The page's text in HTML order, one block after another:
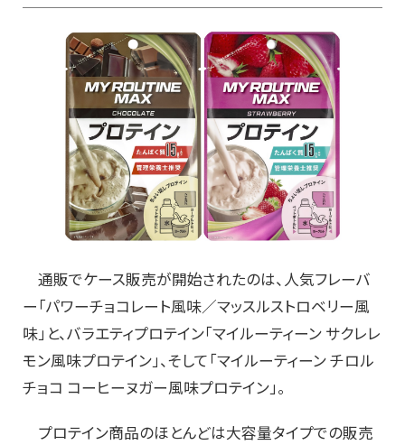
通販でケース販売が開始されたのは、人気フレーバ
ー「パワーチョコレート風味／マッスルストロベリー風
味」と、バラエティプロテイン「マイルーティーン サクレレ
モン風味プロテイン」、そして「マイルーティーン チロル
チョコ コーヒーヌガー風味プロテイン」。
プロテイン商品のほとんどは大容量タイプでの販売